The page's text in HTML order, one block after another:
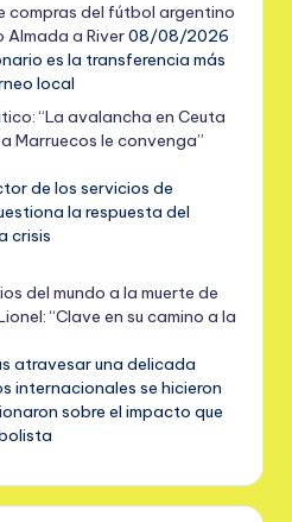
compras del fútbol argentino
a River08/08/2026
es la transferencia más
local
“La avalancha en Ceuta
Marruecos le convenga”
de los servicios de
la respuesta del
crisis
del mundo a la muerte de
“Clave en su camino a la
atravesar una delicada
internacionales se hicieron
sobre el impacto que